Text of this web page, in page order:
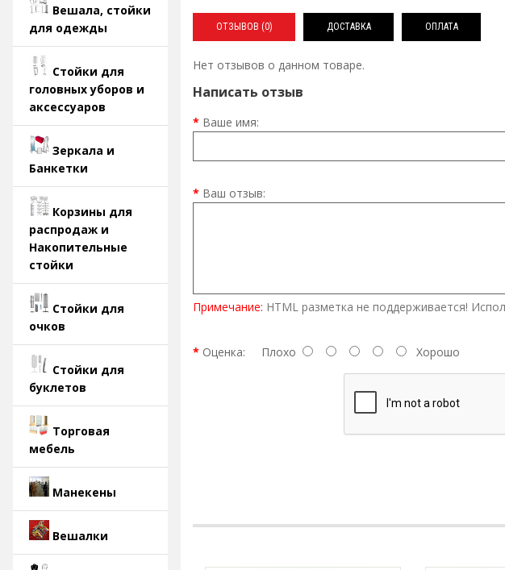
Вешала, стойки
для одежды
Стойки для
головных уборов и
аксессуаров
Зеркала и
Банкетки
Корзины для
распродаж и
Накопительные
стойки
Стойки для
очков
Стойки для
буклетов
Торговая
мебель
Манекены
Вешалки
ОТЗЫВОВ (0) ДОСТАВКА ОПЛАТА
Нет отзывов о данном товаре.
Написать отзыв
Ваше имя:
Ваш отзыв:
Примечание: HTML разметка не поддерживается!
Оценка: Плохо Хорошо